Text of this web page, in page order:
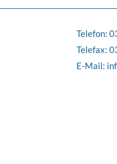
Telefon:
Telefax:
E-Mail: